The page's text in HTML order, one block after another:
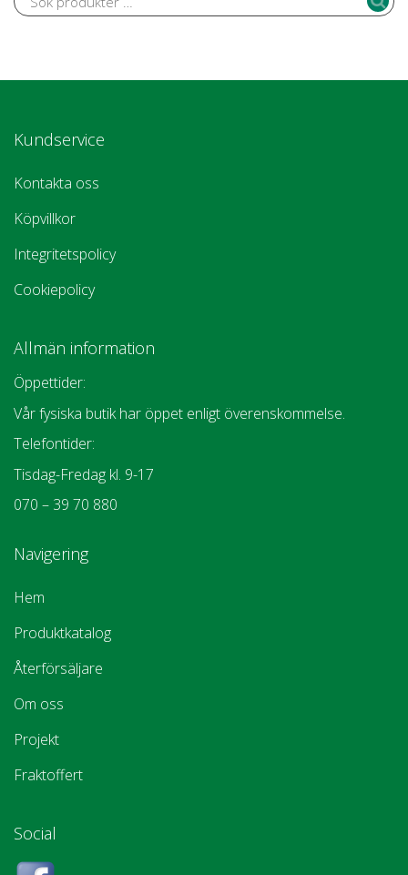
Kundservice
Kontakta oss
Köpvillkor
Integritetspolicy
Cookiepolicy
Allmän information
Öppettider:
Vår fysiska butik har öppet enligt överenskommelse.
Telefontider:
Tisdag-Fredag kl. 9-17
070 – 39 70 880
Navigering
Hem
Produktkatalog
Återförsäljare
Om oss
Projekt
Fraktoffert
Social